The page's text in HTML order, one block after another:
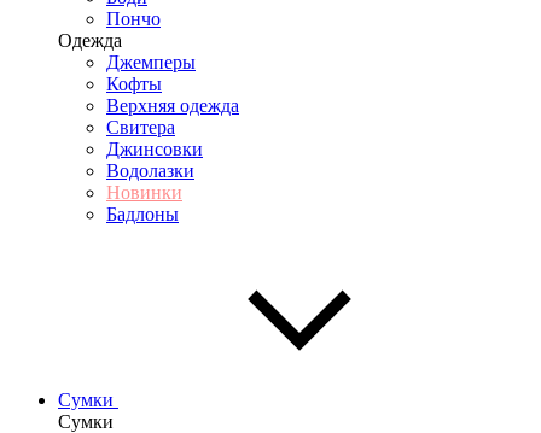
Пончо
Одежда
Джемперы
Кофты
Верхняя одежда
Свитера
Джинсовки
Водолазки
Новинки
Бадлоны
Сумки
Сумки